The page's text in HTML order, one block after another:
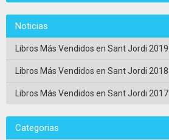
Noticias
Libros Más Vendidos en Sant Jordi 2019
Libros Más Vendidos en Sant Jordi 2018
Libros Más Vendidos en Sant Jordi 2017
Categorias